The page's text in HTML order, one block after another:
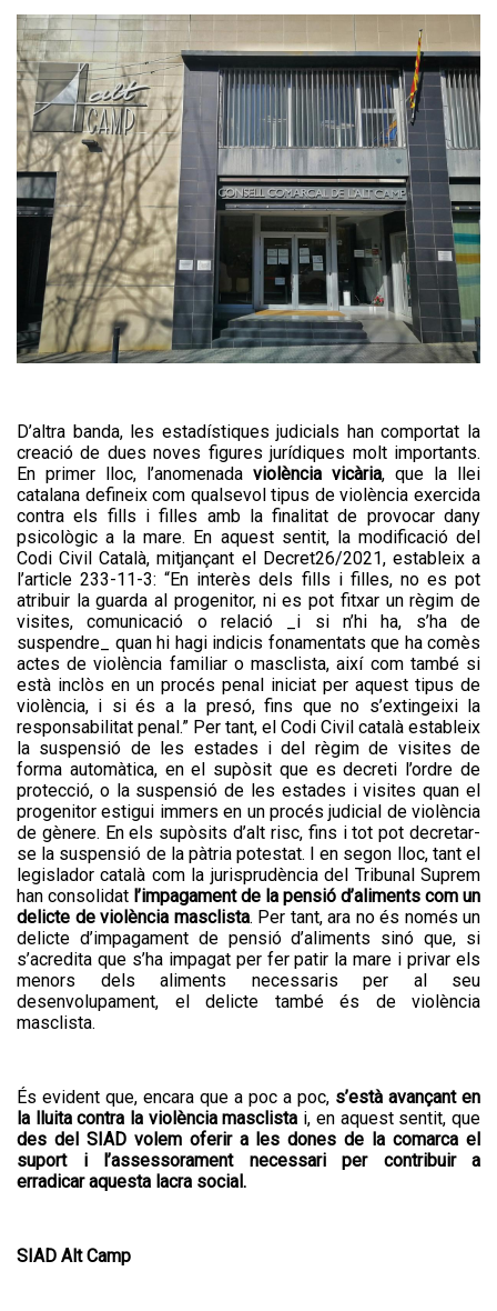
D’altra banda, les estadístiques judicials han comportat la
creació de dues noves figures jurídiques molt importants.
En primer lloc, l’anomenada violència vicària, que la llei
catalana defineix com qualsevol tipus de violència exercida
contra els fills i filles amb la finalitat de provocar dany
psicològic a la mare. En aquest sentit, la modificació del
Codi Civil Català, mitjançant el Decret26/2021, estableix a
l’article 233-11-3: “En interès dels fills i filles, no es pot
atribuir la guarda al progenitor, ni es pot fitxar un règim de
visites, comunicació o relació _i si n’hi ha, s’ha de
suspendre_ quan hi hagi indicis fonamentats que ha comès
actes de violència familiar o masclista, així com també si
està inclòs en un procés penal iniciat per aquest tipus de
violència, i si és a la presó, fins que no s’extingeixi la
responsabilitat penal.” Per tant, el Codi Civil català estableix
la suspensió de les estades i del règim de visites de
forma automàtica, en el supòsit que es decreti l’ordre de
protecció, o la suspensió de les estades i visites quan el
progenitor estigui immers en un procés judicial de violència
de gènere. En els supòsits d’alt risc, fins i tot pot decretar-
se la suspensió de la pàtria potestat. I en segon lloc, tant el
legislador català com la jurisprudència del Tribunal Suprem
han consolidat l’impagament de la pensió d’aliments com un
delicte de violència masclista. Per tant, ara no és només un
delicte d’impagament de pensió d’aliments sinó que, si
s’acredita que s’ha impagat per fer patir la mare i privar els
menors dels aliments necessaris per al seu
desenvolupament, el delicte també és de violència
masclista.
És evident que, encara que a poc a poc, s’està avançant en
la lluita contra la violència masclista i, en aquest sentit, que
des del SIAD volem oferir a les dones de la comarca el
suport i l’assessorament necessari per contribuir a
erradicar aquesta lacra social.
SIAD Alt Camp